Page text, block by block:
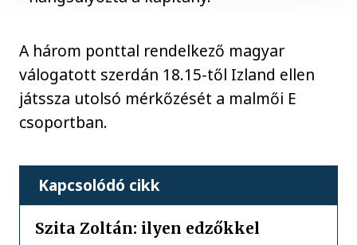
A három ponttal rendelkező magyar
válogatott szerdán 18.15-től Izland ellen
játssza utolsó mérkőzését a malmői E
csoportban.
Kapcsolódó cikk
Szita Zoltán: ilyen edzőkkel